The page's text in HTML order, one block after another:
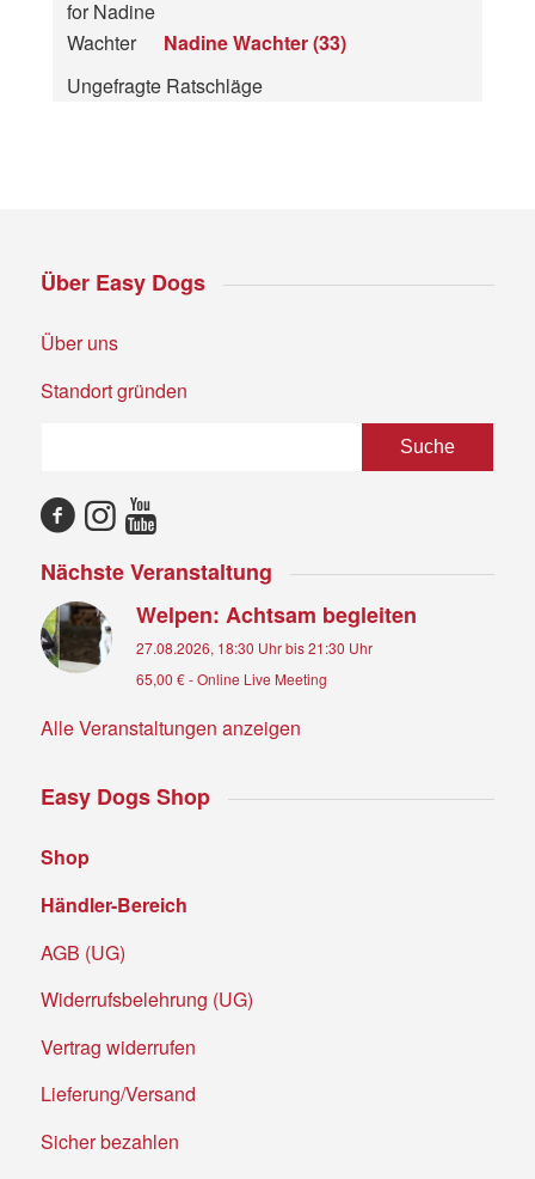
Nadine Wachter(33)
Ungefragte Ratschläge
Über Easy Dogs
Über uns
Standort gründen
Nächste Veranstaltung
Welpen: Achtsam begleiten
27.08.2026, 18:30 Uhrbis21:30 Uhr
65,00 €-Online Live Meeting
Alle Veranstaltungen anzeigen
Easy Dogs Shop
Shop
Händler-Bereich
AGB (UG)
Widerrufsbelehrung (UG)
Vertrag widerrufen
Lieferung/Versand
Sicher bezahlen